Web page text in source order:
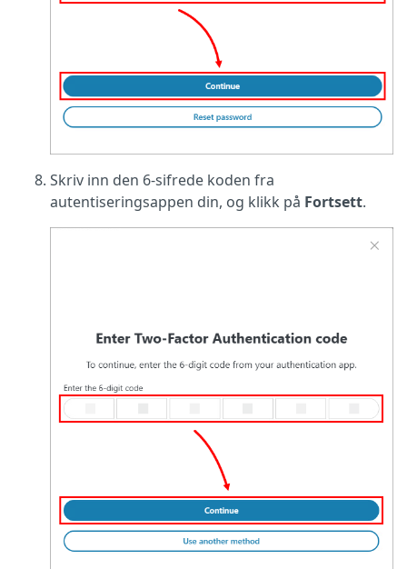
Skriv inn den 6-sifrede koden fra
autentiseringsappen din, og klikk på Fortsett.